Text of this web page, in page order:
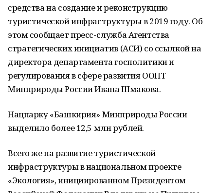
средства на создание и реконструкцию
туристической инфраструктуры в 2019 году. Об
этом сообщает пресс-служба Агентства
стратегических инициатив (АСИ) со ссылкой на
директора департамента госполитики и
регулирования в сфере развития ООПТ
Минприроды России Ивана Шмакова.
Нацпарку «Башкирия» Минприроды России
выделило более 12,5 млн рублей.
Всего же на развитие туристической
инфраструктуры в национальном проекте
«Экология», инициированном Президентом